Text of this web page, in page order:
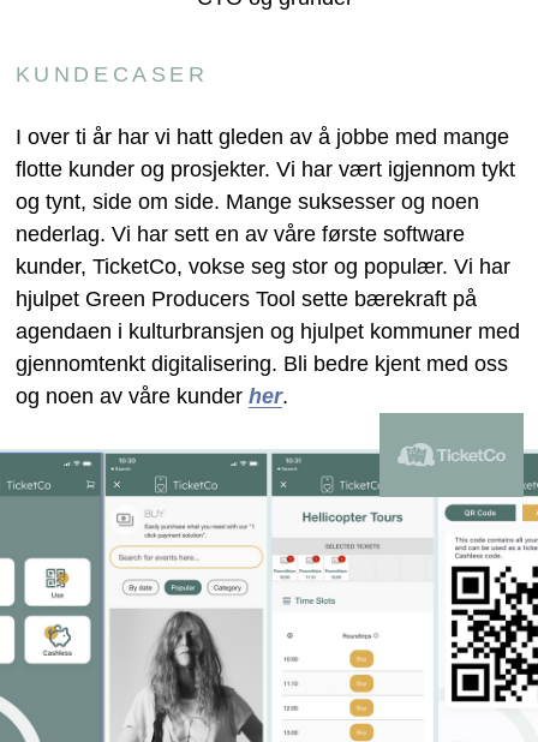
KUNDECASER
I over ti år har vi hatt gleden av å jobbe med mange
flotte kunder og prosjekter. Vi har vært igjennom tykt
og tynt, side om side. Mange suksesser og noen
nederlag. Vi har sett en av våre første software
kunder, TicketCo, vokse seg stor og populær. Vi har
hjulpet Green Producers Tool sette bærekraft på
agendaen i kulturbransjen og hjulpet kommuner med
gjennomtenkt digitalisering. Bli bedre kjent med oss
og noen av våre kunder her.